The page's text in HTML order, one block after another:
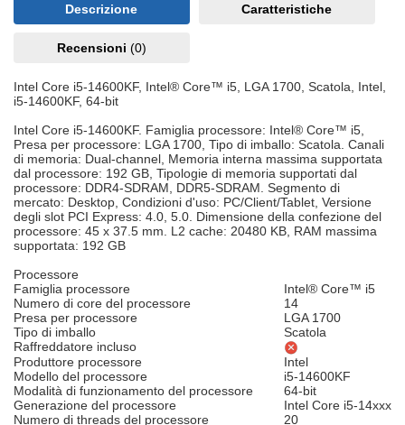
Descrizione Caratteristiche
Recensioni (0)
Intel Core i5-14600KF, Intel® Core™ i5, LGA 1700, Scatola, Intel,
i5-14600KF, 64-bit
Intel Core i5-14600KF. Famiglia processore: Intel® Core™ i5,
Presa per processore: LGA 1700, Tipo di imballo: Scatola. Canali
di memoria: Dual-channel, Memoria interna massima supportata
dal processore: 192 GB, Tipologie di memoria supportati dal
processore: DDR4-SDRAM, DDR5-SDRAM. Segmento di
mercato: Desktop, Condizioni d'uso: PC/Client/Tablet, Versione
degli slot PCI Express: 4.0, 5.0. Dimensione della confezione del
processore: 45 x 37.5 mm. L2 cache: 20480 KB, RAM massima
supportata: 192 GB
Processore
Famiglia processore
Intel® Core™ i5
Numero di core del processore
14
Presa per processore
LGA 1700
Tipo di imballo
Scatola
Raffreddatore incluso
Produttore processore
Intel
Modello del processore
i5-14600KF
Modalità di funzionamento del processore
64-bit
Generazione del processore
Intel Core i5-14xxx
Numero di threads del processore
20